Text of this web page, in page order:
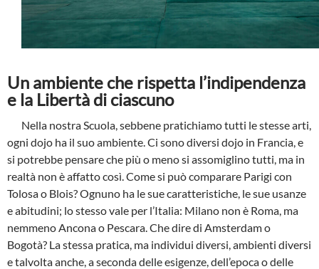
Un ambiente che rispetta l’indipendenza
e la Libertà di ciascuno
Nella nostra Scuola, sebbene pratichiamo tutti le stesse arti,
ogni dojo ha il suo ambiente. Ci sono diversi dojo in Francia, e
si potrebbe pensare che più o meno si assomiglino tutti, ma in
realtà non è affatto così. Come si può comparare Parigi con
Tolosa o Blois? Ognuno ha le sue caratteristiche, le sue usanze
e abitudini; lo stesso vale per l’Italia: Milano non è Roma, ma
nemmeno Ancona o Pescara. Che dire di Amsterdam o
Bogotà? La stessa pratica, ma individui diversi, ambienti diversi
e talvolta anche, a seconda delle esigenze, dell’epoca o delle